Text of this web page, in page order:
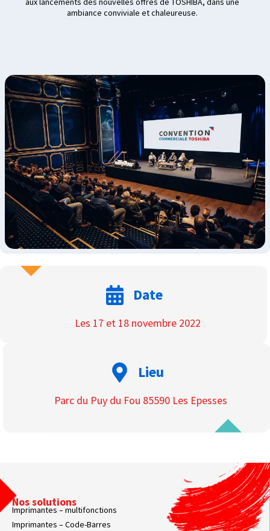
ambiance conviviale et chaleureuse.
Date
Les 17 et 18 novembre 2022
Lieu
Parc du Puy du Fou 85590 Les Epesses
Nos solutions
Imprimantes – multifonctions
Imprimantes – Code-Barres